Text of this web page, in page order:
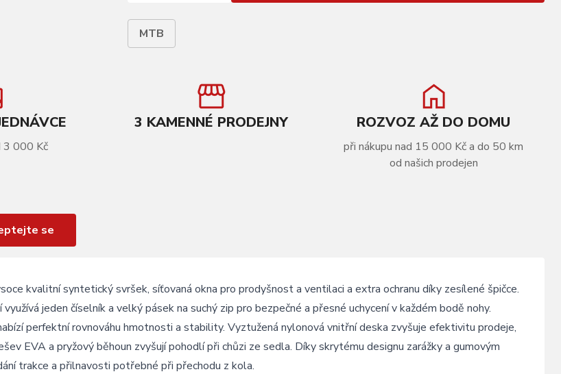
MTB
3 000 Kč
3 KAMENNÉ PRODEJNY ROZVOZ AŽ DO DOMU
při nákupu nad 15 000 Kč a do 50 km
od našich prodejen
se
kvalitní syntetický svršek, síťovaná okna pro prodyšnost a ventilaci a extra ochranu díky zesílené špičce.
jeden číselník a velký pásek na suchý zip pro bezpečné a přesné uchycení v každém bodě nohy.
perfektní rovnováhu hmotnosti a stability. Vyztužená nylonová vnitřní deska zvyšuje efektivitu prodeje,
EVA a pryžový běhoun zvyšují pohodlí při chůzi ze sedla. Díky skrytému designu zarážky a gumovým
trakce a přilnavosti potřebné při přechodu z kola.